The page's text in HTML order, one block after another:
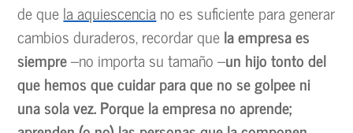
de quela aquiescencia no es suficiente para generar
cambios duraderos, recordar quela empresa es
siempre–no importa su tamaño –un hijo tonto del
que hemos que cuidarpara que no se golpee ni
una sola vez. Porque la empresa no aprende;